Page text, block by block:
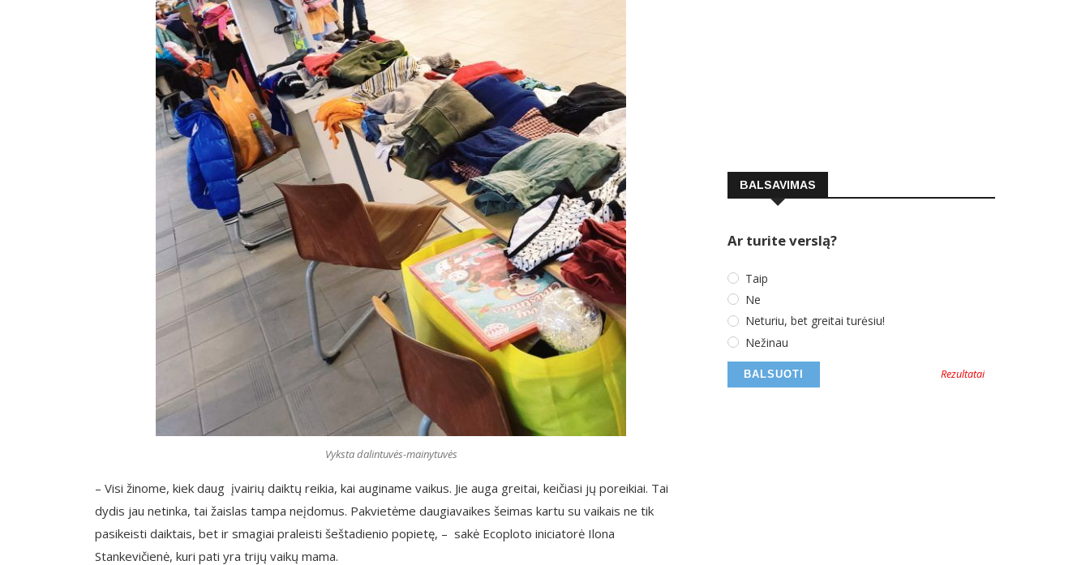
Vyksta dalintuvės-mainytuvės
– Visi žinome, kiek daug įvairių daiktų reikia, kai auginame vaikus. Jie auga greitai, keičiasi jų poreikiai. Tai
dydis jau netinka, tai žaislas tampa neįdomus. Pakvietėme daugiavaikes šeimas kartu su vaikais ne tik
pasikeisti daiktais, bet ir smagiai praleisti šeštadienio popietę, – sakė Ecoploto iniciatorė Ilona
Stankevičienė, kuri pati yra trijų vaikų mama.
BALSAVIMAS
Ar turite verslą?
Taip
Ne
Neturiu, bet greitai turėsiu!
Nežinau
Rezultatai